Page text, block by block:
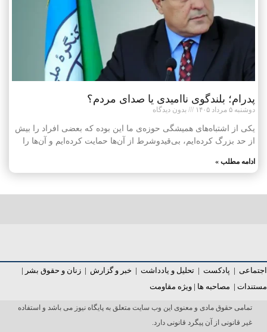
پدرام؛ بلندگوی ناامیدی یا صدای مردم؟
دوشنبه ۵ مرداد ۱۴۰۵ بدون دیدگاه
یکی از اشتباه‌های همیشگی حوزه‌ی ما این بوده که بعضی افراد را بیش
از حد بزرگ کرده‌ایم، بی‌قیدوشرط از آن‌ها حمایت کرده‌ایم و آن‌ها را
ادامه مطلب »
اجتماعی | پادکست | تحلیل و یادداشت | خبر و گزارش | زنان و حقوق بشر |
مستندات | مصاحبه ها | ویژه مقاومت
تمامی حقوق مادی و معنوی این وب سایت متعلق به پایگاه نیوز می باشد و استفاده
غیر قانونی از آن پیگرد قانونی دارد.